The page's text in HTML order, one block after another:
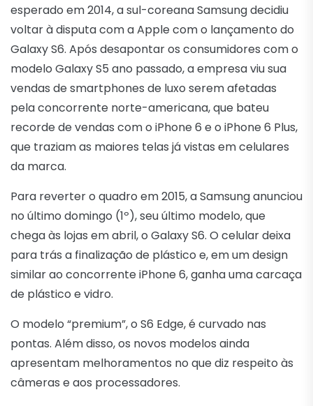
esperado em 2014, a sul-coreana Samsung decidiu
voltar à disputa com a Apple com o lançamento do
Galaxy S6. Após desapontar os consumidores com o
modelo Galaxy S5 ano passado, a empresa viu sua
vendas de smartphones de luxo serem afetadas
pela concorrente norte-americana, que bateu
recorde de vendas com o iPhone 6 e o iPhone 6 Plus,
que traziam as maiores telas já vistas em celulares
da marca.
Para reverter o quadro em 2015, a Samsung anunciou
no último domingo (1º), seu último modelo, que
chega às lojas em abril, o Galaxy S6. O celular deixa
para trás a finalização de plástico e, em um design
similar ao concorrente iPhone 6, ganha uma carcaça
de plástico e vidro.
O modelo “premium”, o S6 Edge, é curvado nas
pontas. Além disso, os novos modelos ainda
apresentam melhoramentos no que diz respeito às
câmeras e aos processadores.